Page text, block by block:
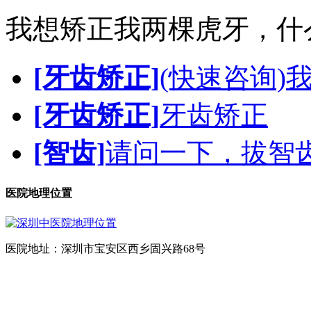
我想矫正我两棵虎牙，
[牙齿矫正](快速咨询)
[牙齿矫正]牙齿矫正
[智齿]请问一下，拔智
医院地理位置
医院地址：深圳市宝安区西乡固兴路68号